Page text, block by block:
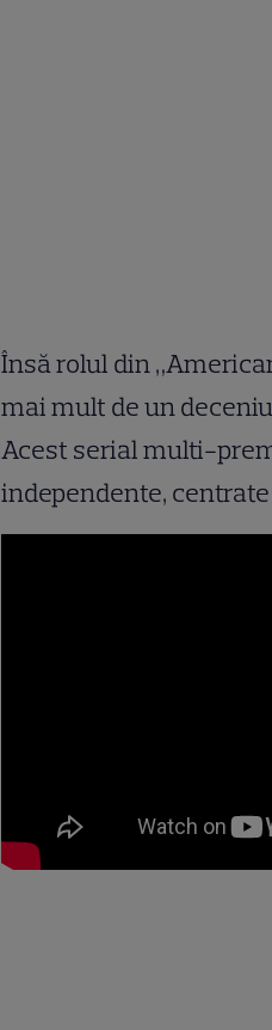
Însă rolul din
mai mult de un
Acest serial multi-
independente,